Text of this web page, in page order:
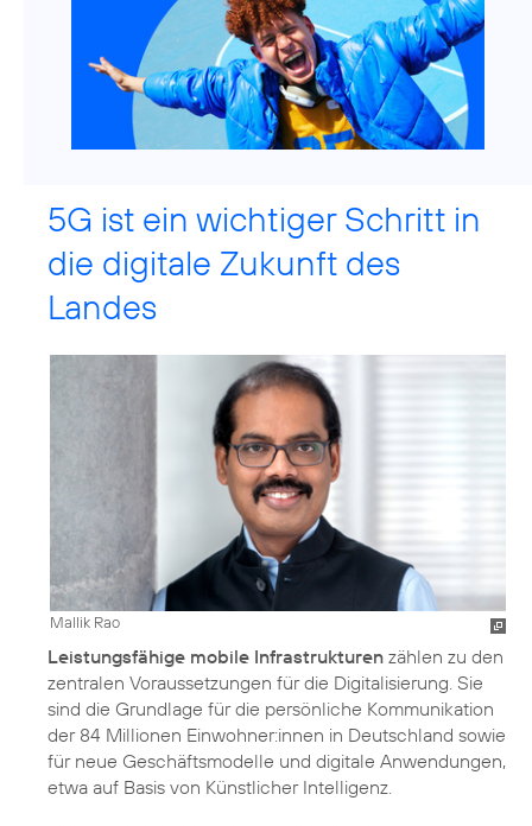
5G ist ein wichtiger Schritt in
die digitale Zukunft des
Landes
Mallik Rao
Leistungsfähige mobile Infrastrukturen zählen zu den
zentralen Voraussetzungen für die Digitalisierung. Sie
sind die Grundlage für die persönliche Kommunikation
der 84 Millionen Einwohner:innen in Deutschland sowie
für neue Geschäftsmodelle und digitale Anwendungen,
etwa auf Basis von Künstlicher Intelligenz.